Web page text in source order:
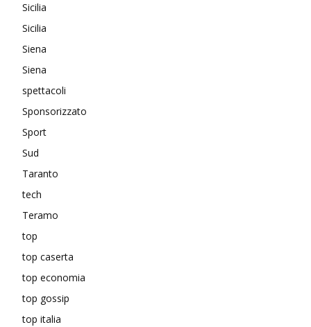
Sicilia
Sicilia
Siena
Siena
spettacoli
Sponsorizzato
Sport
Sud
Taranto
tech
Teramo
top
top caserta
top economia
top gossip
top italia